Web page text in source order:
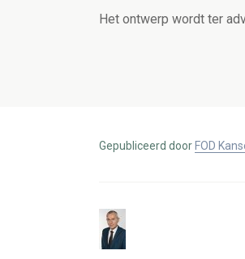
Het ontwerp wordt ter
Gepubliceerd door FOD